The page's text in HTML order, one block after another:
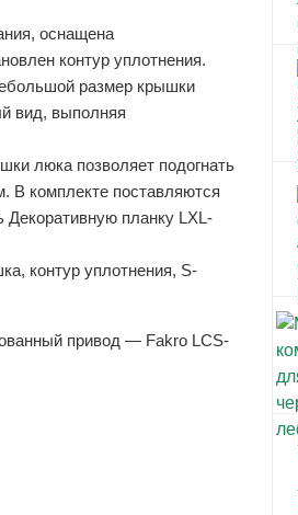
оснащена
контур уплотнения.
размер крышки
вид, выполняя
люка позволяет подогнать
В комплекте поставляются
Декоративную планку LXL-
контур уплотнения, S-
привод — Fakro LCS-